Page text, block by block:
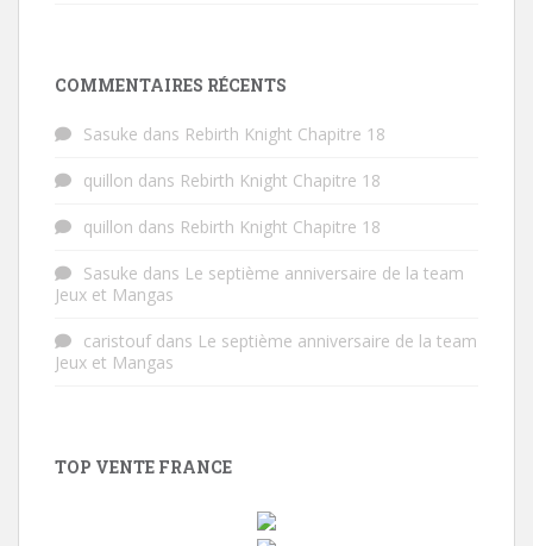
COMMENTAIRES RÉCENTS
Sasuke dans Rebirth Knight Chapitre 18
quillon dans Rebirth Knight Chapitre 18
quillon dans Rebirth Knight Chapitre 18
Sasuke dans Le septième anniversaire de la team
Jeux et Mangas
caristoufdans Le septième anniversaire de la team
Jeux et Mangas
TOP VENTE FRANCE